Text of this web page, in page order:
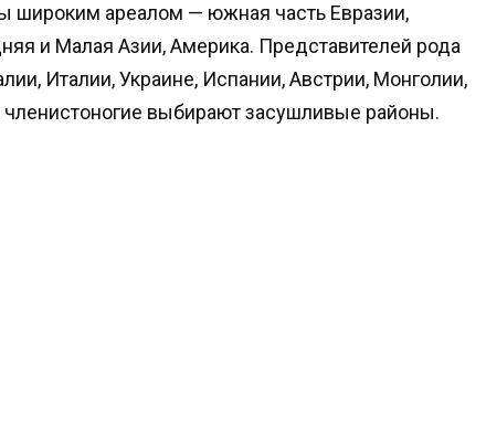
широким ареалом — южная часть Евразии,
и Малая Азии, Америка. Представителей рода
Италии, Украине, Испании, Австрии, Монголии,
выбирают засушливые районы.